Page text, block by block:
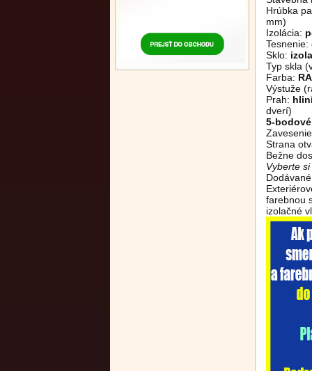
Hrúbka
mm)
Izolácia:
Tesnenie:
Sklo:
Typ skla
Farba:
Výstuže
Prah:
dverí)
5-
Strana
Bežne
Vyberte
farebnou
izolačné